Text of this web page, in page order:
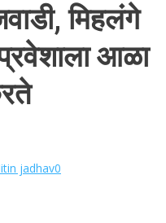
मिहलंगे
आळा
jadhav0